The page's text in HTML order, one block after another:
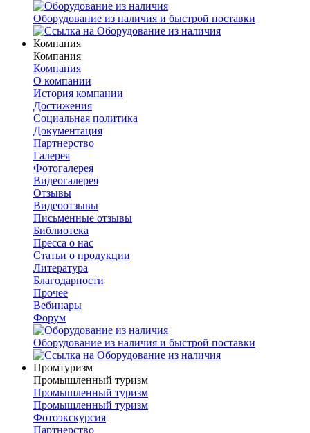
Оборудование из наличия и быстрой поставки
Компания
Компания
Компания
О компании
История компании
Достижения
Социальная политика
Документация
Партнерство
Галерея
Фотогалерея
Видеогалерея
Отзывы
Видеоотзывы
Письменные отзывы
Библиотека
Пресса о нас
Статьи о продукции
Литература
Благодарности
Прочее
Вебинары
Форум
Оборудование из наличия и быстрой поставки
Промтуризм
Промышленный туризм
Промышленный туризм
Промышленный туризм
Фотоэкскурсия
Партнерство